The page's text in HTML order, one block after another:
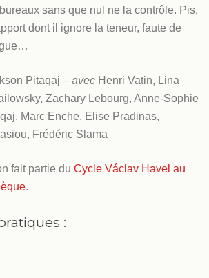
sans que nul ne la contrôle. Pis,
dont il ignore la teneur, faute de
Pitaqaj –avec Henri Vatin, Lina
Zachary Lebourg, Anne-Sophie
Marc Enche, Elise Pradinas,
Frédéric Slama
fait partie duCycle Václav Havel au
.
: